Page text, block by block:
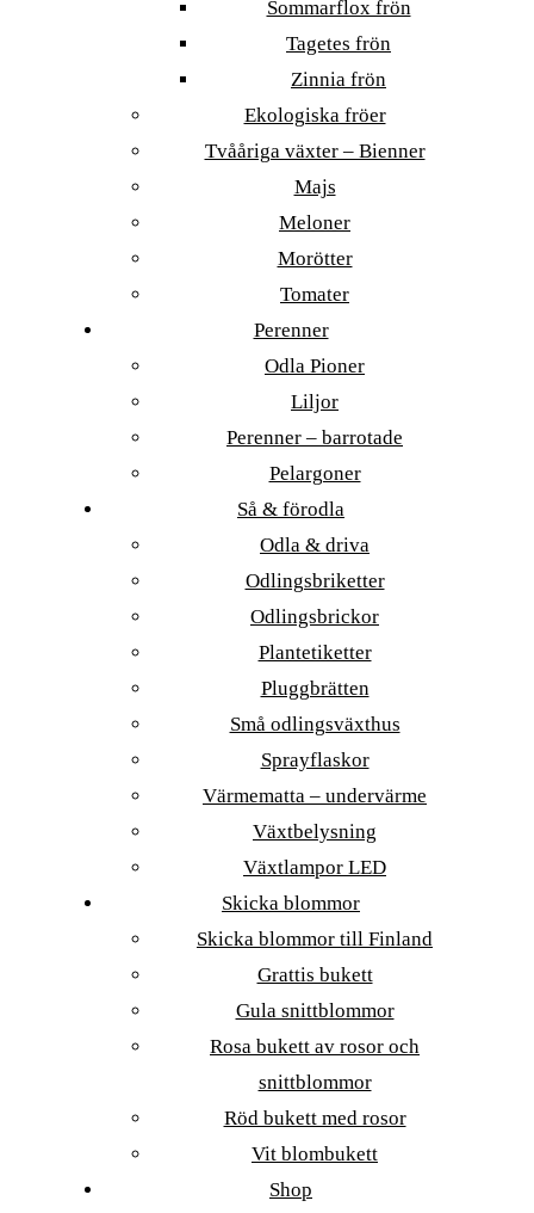
Sommarflox frön
Tagetes frön
Zinnia frön
Ekologiska fröer
Tvååriga växter – Bienner
Majs
Meloner
Morötter
Tomater
Perenner
Odla Pioner
Liljor
Perenner – barrotade
Pelargoner
Så & förodla
Odla & driva
Odlingsbriketter
Odlingsbrickor
Plantetiketter
Pluggbrätten
Små odlingsväxthus
Sprayflaskor
Värmematta – undervärme
Växtbelysning
Växtlampor LED
Skicka blommor
Skicka blommor till Finland
Grattis bukett
Gula snittblommor
Rosa bukett av rosor och
snittblommor
Röd bukett med rosor
Vit blombukett
Shop